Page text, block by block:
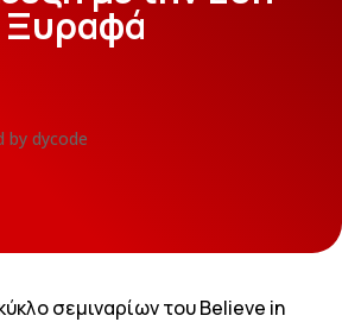
Ξυραφά
σεμιναρίων του Believe in